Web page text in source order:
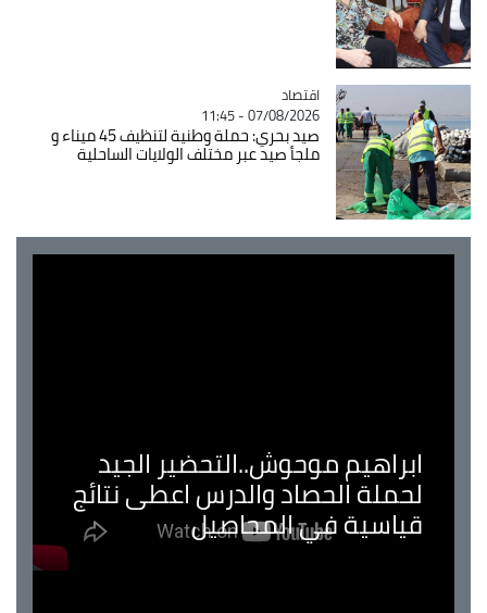
Catégorie
اقتصاد
07/08/2026 - 11:45
صيد بحري: حملة وطنية لتنظيف 45 ميناء و
ملجأ صيد عبر مختلف الولايات الساحلية
ابراهيم موحوش..التحضير الجيد
لحملة الحصاد والدرس اعطى نتائج
قياسية في المحاصيل